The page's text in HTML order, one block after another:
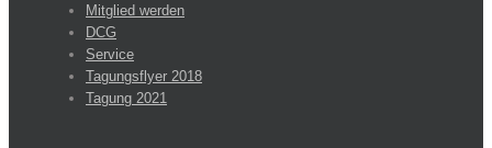
Mitglied werden
DCG
Service
Tagungsflyer 2018
Tagung 2021